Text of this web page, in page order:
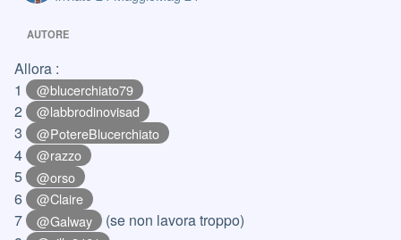
AUTORE
Allora :
1
@blucerchiato79
2 @labbrodinovisad
3 @PotereBlucerchiato
4 @razzo
5 @orso
6 @Claire
7 @Galway
(se non lavora troppo)